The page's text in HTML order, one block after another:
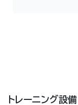
トレーニング設備